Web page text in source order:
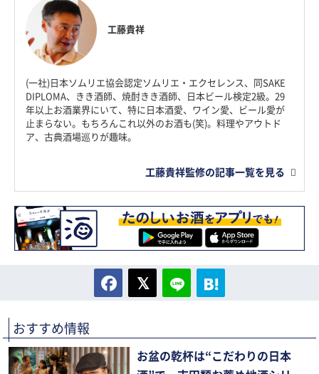
工藤貴祥
(一社)日本ソムリエ協会認定ソムリエ・エクセレンス、同SAKE
DIPLOMA、きき酒師、焼酎きき酒師、日本ビール検定2級。29
年以上お酒業界にいて、特に日本酒愛、ワイン愛、ビール愛が
止まらない。もちろんこれ以外のお酒も(笑)。料理やアウトド
ア、古典酒場巡りが趣味。
工藤貴祥監修の記事一覧を見る
おすすめ情報
お盆の乾杯は“こだわりの日本